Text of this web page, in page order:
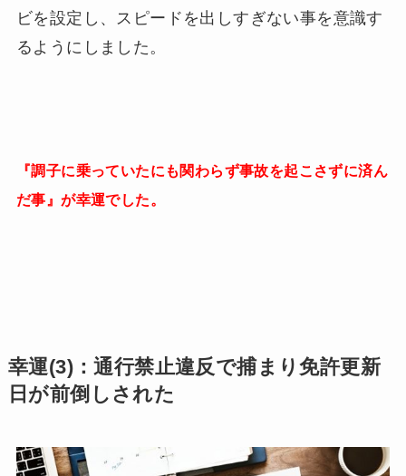
ビを設定し、スピードを出しすぎない事を意識す
るようにしました。
『調子に乗っていたにも関わらず事故を起こさずに済ん
だ事』が幸運でした。
幸運(3)：通行禁止違反で捕まり免許更新
日が前倒しされた